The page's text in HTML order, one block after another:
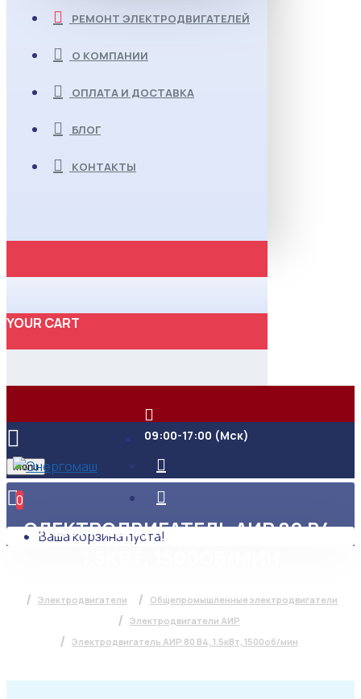
РЕМОНТ ЭЛЕКТРОДВИГАТЕЛЕЙ
О КОМПАНИИ
ОПЛАТА И ДОСТАВКА
БЛОГ
КОНТАКТЫ
YOUR CART
09:00-17:00 (Мск)
Menu
0
Ваша корзина пуста!
ЭЛЕКТРОДВИГАТЕЛЬ АИР 80 В4,
Электродвигатели
Общепромышленные электродвигатели
Электродвигатели АИР
Электродвигатель АИР 80 В4, 1.5кВт, 1500об/мин